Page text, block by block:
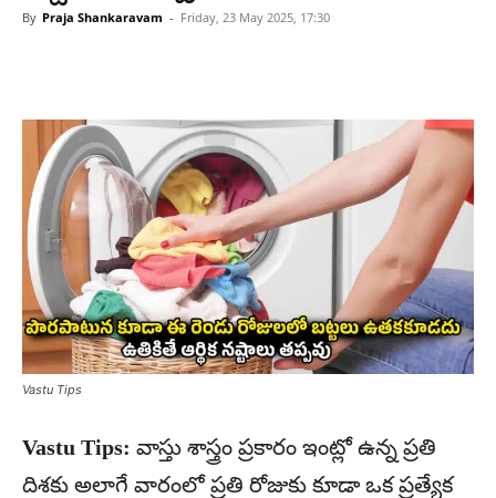
By Praja Shankaravam - Friday, 23 May 2025, 17:30
Vastu Tips
Vastu Tips: వాస్తు శాస్త్రం ప్రకారం ఇంట్లో ఉన్న ప్రతి
దిశకు అలాగే వారంలో ప్రతి రోజుకు కూడా ఒక ప్రత్యేక